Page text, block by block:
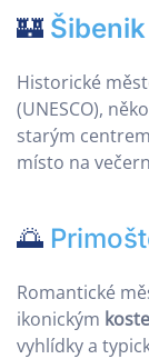
🏰 Šibenik
Historické
(UNESCO),
starým
místo na
🌅
Romantické
ikonickým
vyhlídky a